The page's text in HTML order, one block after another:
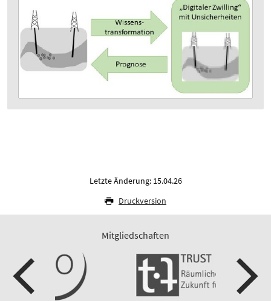
Letzte Änderung: 15.04.26
Druckversion
Mitgliedschaften